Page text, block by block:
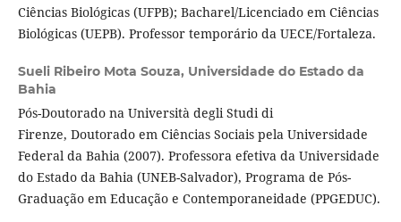
Ciências Biológicas (UFPB); Bacharel/Licenciado em Ciências
Biológicas (UEPB). Professor temporário da UECE/Fortaleza.
Sueli Ribeiro Mota Souza, Universidade do Estado da
Bahia
Pós-Doutorado na Università degli Studi di
Firenze, Doutorado em Ciências Sociais pela Universidade
Federal da Bahia (2007). Professora efetiva da Universidade
do Estado da Bahia (UNEB-Salvador), Programa de Pós-
Graduação em Educação e Contemporaneidade (PPGEDUC).